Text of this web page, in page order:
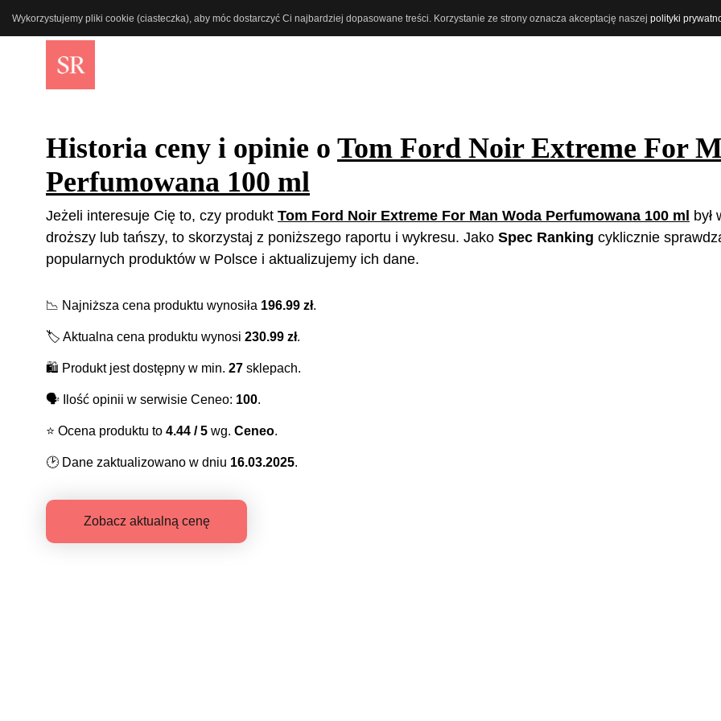
Wykorzystujemy pliki cookie (ciasteczka), aby móc dostarczyć Ci najbardziej dopasowane treści. Korzystanie ze strony oznacza akceptację naszej polityki
Historia ceny i opinie o Tom Ford Noir Extreme For
Perfumowana 100 ml
Jeżeli interesuje Cię to, czy produkt Tom Ford Noir Extreme For Man Woda Perfumowana 100 ml był
droższy lub tańszy, to skorzystaj z poniższego raportu i wykresu. Jako Spec Ranking cyklicznie
popularnych produktów w Polsce i aktualizujemy ich dane.
📉 Najniższa cena produktu wynosiła 196.99 zł.
🏷️ Aktualna cena produktu wynosi 230.99 zł.
🛍️ Produkt jest dostępny w min. 27 sklepach.
🗣️ Ilość opinii w serwisie Ceneo: 100.
⭐️ Ocena produktu to 4.44 / 5 wg. Ceneo.
🕑 Dane zaktualizowano w dniu 16.03.2025.
Zobacz aktualną cenę